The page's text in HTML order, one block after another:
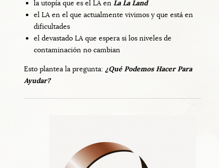
la utopía que es el LA en La La Land
el LA en el que actualmente vivimos y que está en
dificultades
el devastado LA que espera si los niveles de
contaminación no cambian
Esto plantea la pregunta: ¿Qué Podemos Hacer Para
Ayudar?